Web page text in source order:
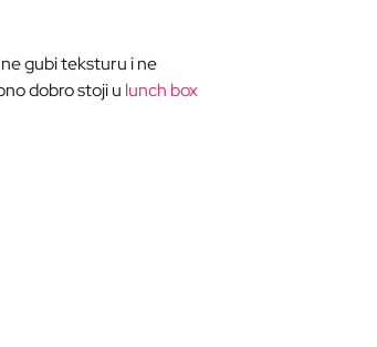
gubi teksturu i ne
dobro stoji u lunch box